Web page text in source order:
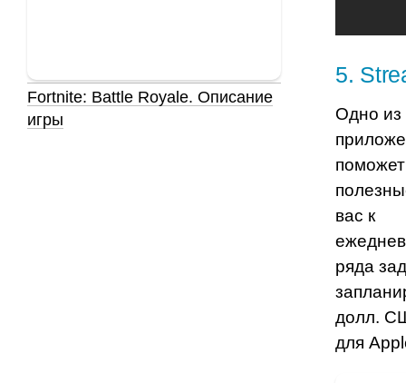
5.
Одно
вас к
ряда
долл.
для
Fortnite: Battle Royale. Описание
игры